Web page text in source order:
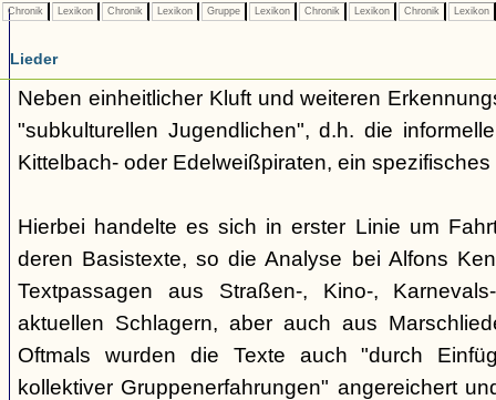
Chronik Lexikon Chronik Lexikon Gruppe Lexikon Chronik Lexikon Chronik Lexikon
Lieder
Neben einheitlicher Kluft und weiteren
"subkulturellen Jugendlichen", d.h. die
Kittelbach- oder Edelweißpiraten, ein
Hierbei handelte es sich in erster Linie um
deren Basistexte, so die Analyse bei Alfons
Textpassagen aus Straßen-, Kino-,
aktuellen Schlagern, aber auch aus
Oftmals wurden die Texte auch "durch
kollektiver Gruppenerfahrungen" angereichert